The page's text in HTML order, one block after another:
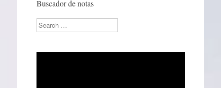
Buscador de notas
Search